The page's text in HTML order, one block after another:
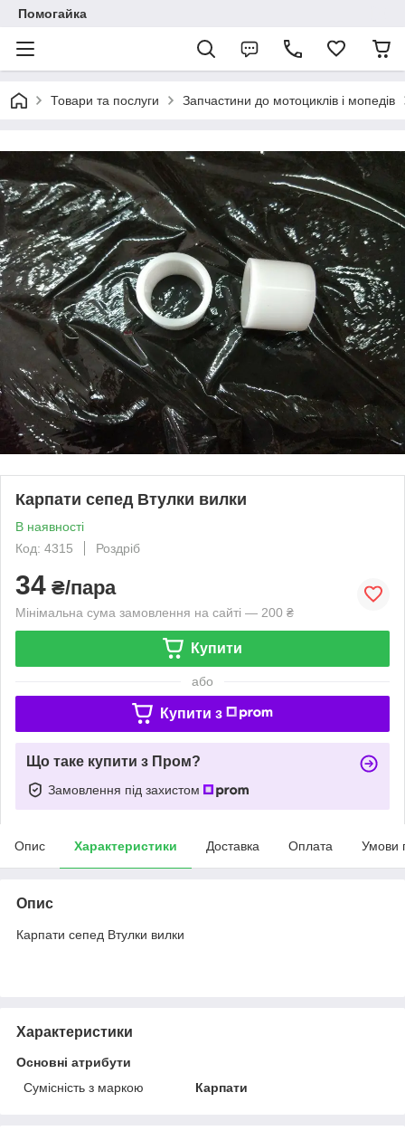
Помогайка
Товари та послуги Запчастини до мотоциклів і мопедів
Карпати сепед Втулки вилки
В наявності
Код: 4315
Роздріб
34 ₴/пара
Мінімальна сума замовлення на сайті — 200 ₴
Купити
або
Купити з
Що таке купити з Пром?
Замовлення під захистом
Опис Характеристики Доставка Оплата Умови
Опис
Карпати сепед Втулки вилки
Характеристики
Основні атрибути
Сумісність з маркою
Карпати